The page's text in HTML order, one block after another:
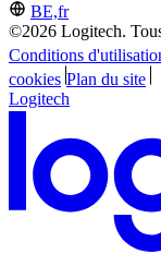
BE,fr
©2026 Logitech.
Conditions
cookies Plan du site
Logitech